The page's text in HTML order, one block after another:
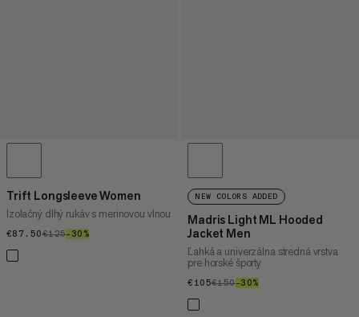
Trift Longsleeve Women
Izolačný dlhý rukáv s merinovou vlnou
€87.50€87.50
€125€125
–30%
NEW COLORS ADDED
Madris Light ML Hooded
Jacket Men
Ľahká a univerzálna stredná vrstva
pre horské športy
€105€105
€150€150
–30%